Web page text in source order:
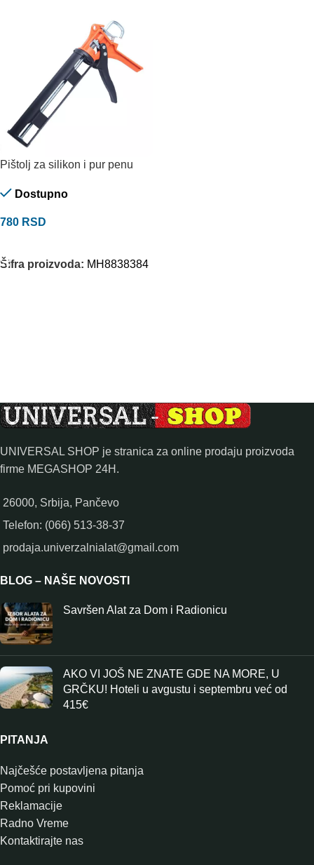
Pištolj za silikon i pur penu
Dostupno
780 RSD
Šifra proizvoda: MH8838384
UNIVERSAL SHOP je stranica za online prodaju proizvoda
firme MEGASHOP 24H.
26000, Srbija, Pančevo
Telefon: (066) 513-38-37
prodaja.univerzalnialat@gmail.com
BLOG – NAŠE NOVOSTI
Savršen Alat za Dom i Radionicu
AKO VI JOŠ NE ZNATE GDE NA MORE, U
GRČKU! Hoteli u avgustu i septembru već od
415€
PITANJA
Najčešće postavljena pitanja
Pomoć pri kupovini
Reklamacije
Radno Vreme
Kontaktirajte nas